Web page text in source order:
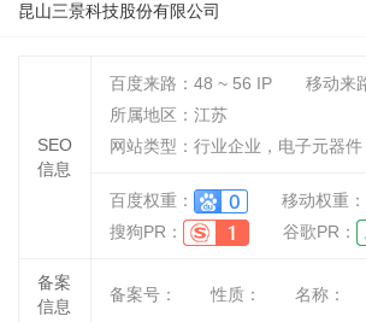
昆山三景科技股份有限公司
SEO
信息
百度来路： 48 ~ 56 IP 移动来
所属地区：江苏
网站类型：行业企业，电子元器件
百度权重：
移动权重：
搜狗PR：
谷歌PR：
备案
信息
备案号： 性质： 名称：